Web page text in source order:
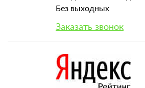
Без выходных
Заказать звонок